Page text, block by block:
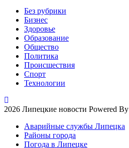
Без рубрики
Бизнес
Здоровье
Образование
Общество
Политика
Происшествия
Спорт
Технологии
2026 Липецкие новости Powered By
Аварийные службы Липецка
Районы города
Погода в Липецке